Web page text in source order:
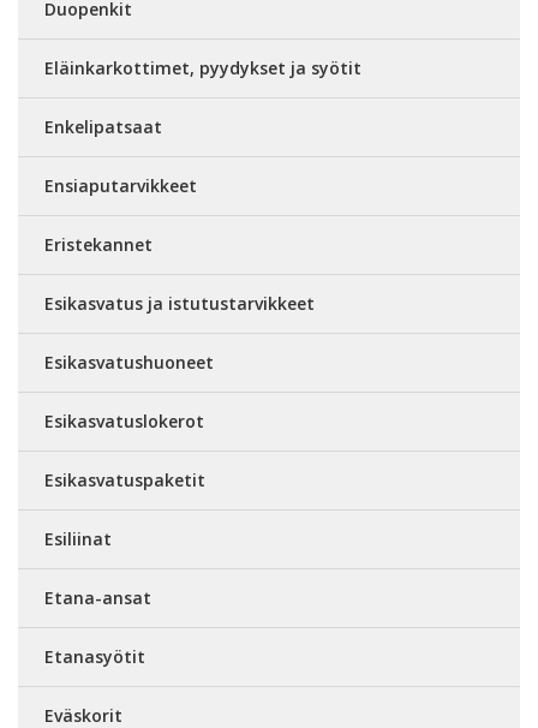
Duopenkit
Eläinkarkottimet, pyydykset ja syötit
Enkelipatsaat
Ensiaputarvikkeet
Eristekannet
Esikasvatus ja istutustarvikkeet
Esikasvatushuoneet
Esikasvatuslokerot
Esikasvatuspaketit
Esiliinat
Etana-ansat
Etanasyötit
Eväskorit